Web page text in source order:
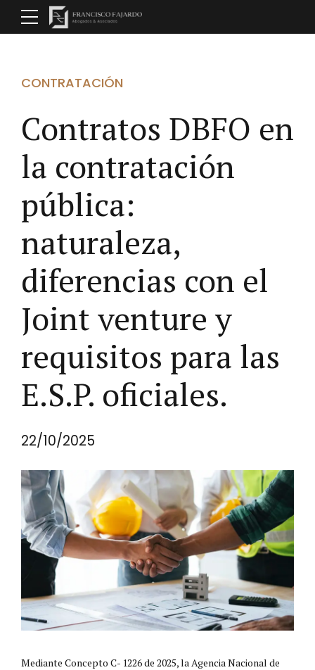
CONTRATACIÓN
Contratos DBFO en
la contratación
pública:
naturaleza,
diferencias con el
Joint venture y
requisitos para las
E.S.P. oficiales.
22/10/2025
Mediante Concepto C- 1226 de 2025, la Agencia Nacional de